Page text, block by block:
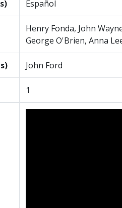
Español
Henry Fonda, John
George O'Brien, Anna
John Ford
1